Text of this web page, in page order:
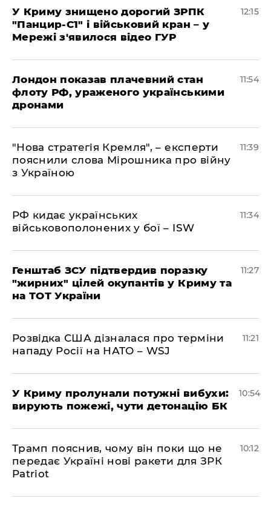
У Криму знищено дорогий ЗРПК
"Панцир-С1" і військовий кран – у
Мережі з'явилося відео ГУР
12:15
Лондон показав плачевний стан
флоту РФ, ураженого українськими
дронами
11:54
"Нова стратегія Кремля", – експерти
пояснили слова Мірошника про війну
з Україною
11:39
РФ кидає українських
військовополонених у бої – ISW
11:34
Генштаб ЗСУ підтвердив поразку
"жирних" цілей окупантів у Криму та
на ТОТ України
11:27
Розвідка США дізналася про терміни
нападу Росії на НАТО – WSJ
11:21
У Криму пролунали потужні вибухи:
вирують пожежі, чути детонацію БК
10:54
Трамп пояснив, чому він поки що не
передає Україні нові ракети для ЗРК
Patriot
10:12